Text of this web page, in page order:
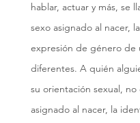
hablar, actuar y más, se
sexo asignado al nacer,
expresión de género de
diferentes. A quién
su orientación sexual,
asignado al nacer, la